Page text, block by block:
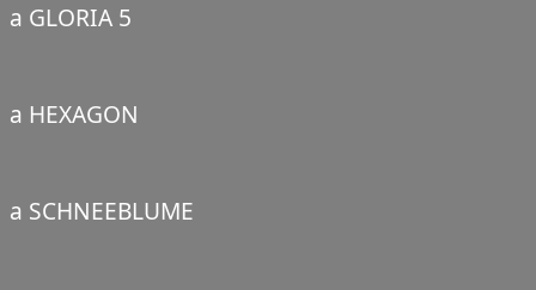
a GLORIA 5
a HEXAGON
a SCHNEEBLUME